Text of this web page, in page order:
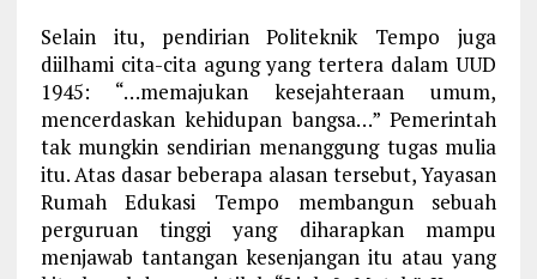
Selain itu, pendirian Politeknik Tempo juga
diilhami cita-cita agung yang tertera dalam UUD
1945: “…memajukan kesejahteraan umum,
mencerdaskan kehidupan bangsa…” Pemerintah
tak mungkin sendirian menanggung tugas mulia
itu. Atas dasar beberapa alasan tersebut, Yayasan
Rumah Edukasi Tempo membangun sebuah
perguruan tinggi yang diharapkan mampu
menjawab tantangan kesenjangan itu atau yang